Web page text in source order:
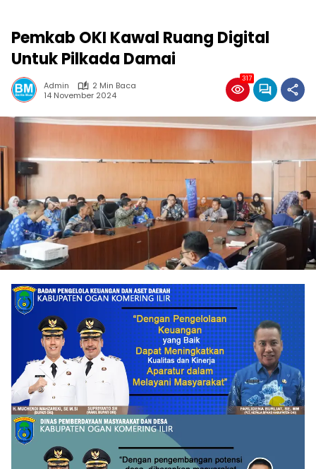
Pemkab OKI Kawal Ruang Digital
Untuk Pilkada Damai
Admin
2 Min Baca
14 November 2024
317